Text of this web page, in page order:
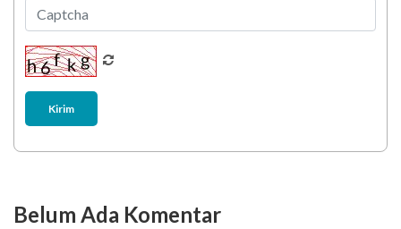
Kirim
Belum Ada Komentar